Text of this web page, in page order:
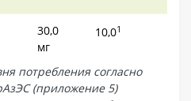
30,0
мг
10,01
потребления согласно
(приложение 5)